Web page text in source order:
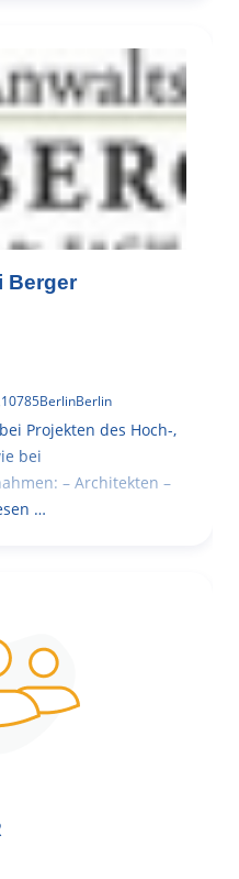
Berger
10785BerlinBerlin
Projekten des Hoch-,
bei
– Architekten –
…